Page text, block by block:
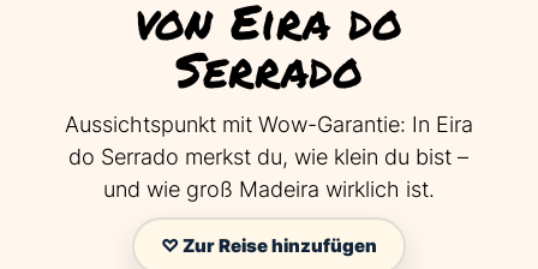
von Eira do
Serrado
Aussichtspunkt mit Wow-Garantie: In Eira
do Serrado merkst du, wie klein du bist –
und wie groß Madeira wirklich ist.
♡ Zur Reise hinzufügen